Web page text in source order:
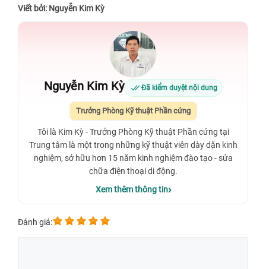
Viết bởi: Nguyễn Kim Kỳ
Nguyễn Kim Kỳ Đã kiểm duyệt nội dung
Trưởng Phòng Kỹ thuật Phần cứng
Tôi là Kim Kỳ - Trưởng Phòng Kỹ thuật Phần cứng tại
Trung tâm là một trong những kỹ thuật viên dày dặn kinh
nghiệm, sở hữu hơn 15 năm kinh nghiệm đào tạo - sửa
chữa điện thoại di động.
Xem thêm thông tin
Đánh giá: